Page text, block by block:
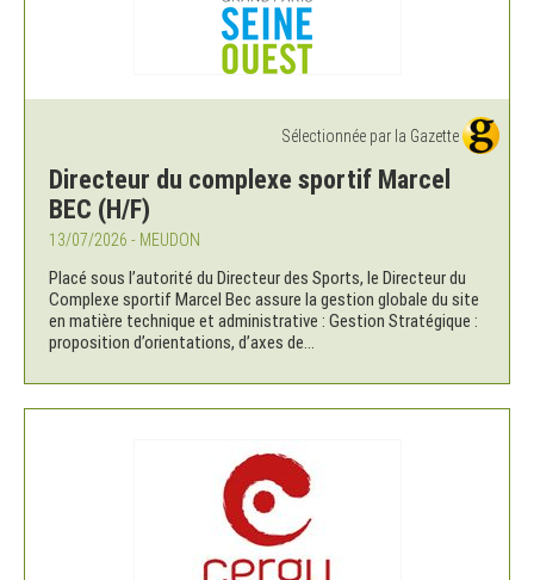
Sélectionnée par la Gazette
Directeur du complexe sportif Marcel
BEC (H/F)
13/07/2026 - MEUDON
Placé sous l’autorité du Directeur des Sports, le Directeur du
Complexe sportif Marcel Bec assure la gestion globale du site
en matière technique et administrative : Gestion Stratégique :
proposition d’orientations, d’axes de...